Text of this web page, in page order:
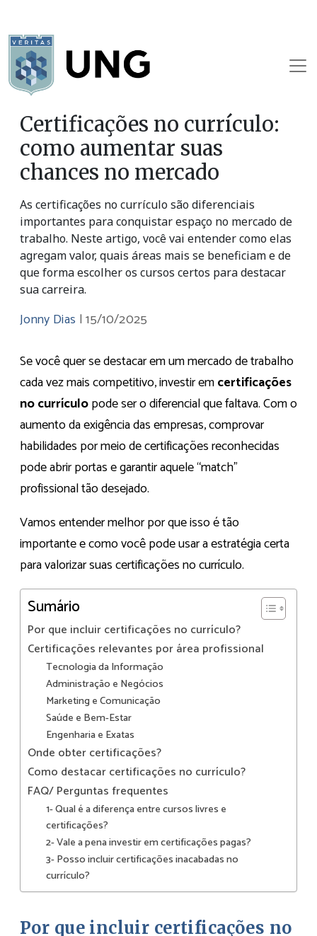
Certificações no currículo:
como aumentar suas
chances no mercado
As certificações no currículo são diferenciais
importantes para conquistar espaço no mercado de
trabalho. Neste artigo, você vai entender como elas
agregam valor, quais áreas mais se beneficiam e de
que forma escolher os cursos certos para destacar
sua carreira.
Jonny Dias |15/10/2025
Se você quer se destacar em um mercado de trabalho
cada vez mais competitivo, investir emcertificações
no currículopode ser o diferencial que faltava. Com o
aumento da exigência das empresas, comprovar
habilidades por meio de certificações reconhecidas
pode abrir portas e garantir aquele “match”
profissional tão desejado.
Vamos entender melhor por que isso é tão
importante e como você pode usar a estratégia certa
para valorizar suas certificações no currículo.
Sumário
Por que incluir certificações no currículo?
Certificações relevantes por área profissional
Tecnologia da Informação
Administração e Negócios
Marketing e Comunicação
Saúde e Bem-Estar
Engenharia e Exatas
Onde obter certificações?
Como destacar certificações no currículo?
FAQ/ Perguntas frequentes
1- Qual é a diferença entre cursos livres e
certificações?
2- Vale a pena investir em certificações pagas?
3- Posso incluir certificações inacabadas no
currículo?
Por que incluir certificações no